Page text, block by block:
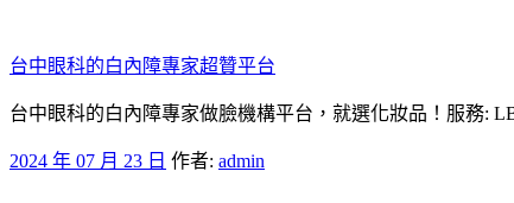
至
主
要
容
台中眼科的白內障專家超贊平台
台中眼科的白內障專家做臉機構平台，就選化妝品！服務:
發
2024 年 07 月 23 日 作者: admin